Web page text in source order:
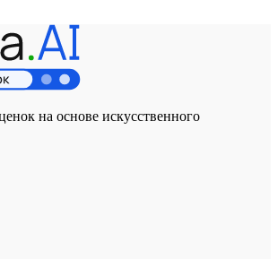
на основе искусственного